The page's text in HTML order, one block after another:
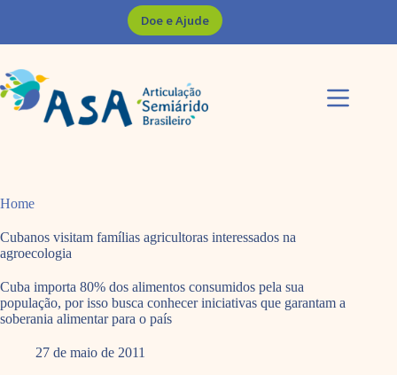
Doe e Ajude
Home
Cubanos visitam famílias agricultoras interessados na
agroecologia
Cuba importa 80% dos alimentos consumidos pela sua
população, por isso busca conhecer iniciativas que garantam a
soberania alimentar para o país
27 de maio de 2011